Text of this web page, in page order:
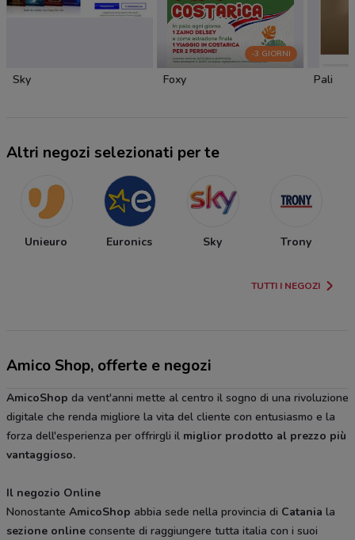
Sky
-3 GIORNI
Foxy Pali
Altri negozi selezionati per te
Unieuro Euronics Sky Trony
TUTTI I NEGOZI
Amico Shop, offerte e negozi
AmicoShop da vent'anni mette al centro il sogno di una rivoluzione
digitale che renda migliore la vita del cliente con entusiasmo e la
forza dell'esperienza per offrirgli il miglior prodotto al prezzo più
vantaggioso.
Il negozio Online
Nonostante AmicoShop abbia sede nella provincia di Catania la
sezione online consente di raggiungere tutta italia con i suoi